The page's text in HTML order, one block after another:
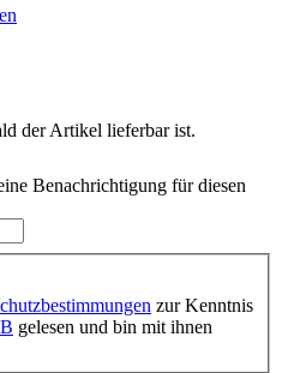
der Artikel lieferbar ist.
Benachrichtigung für diesen
zur Kenntnis
gelesen und bin mit ihnen